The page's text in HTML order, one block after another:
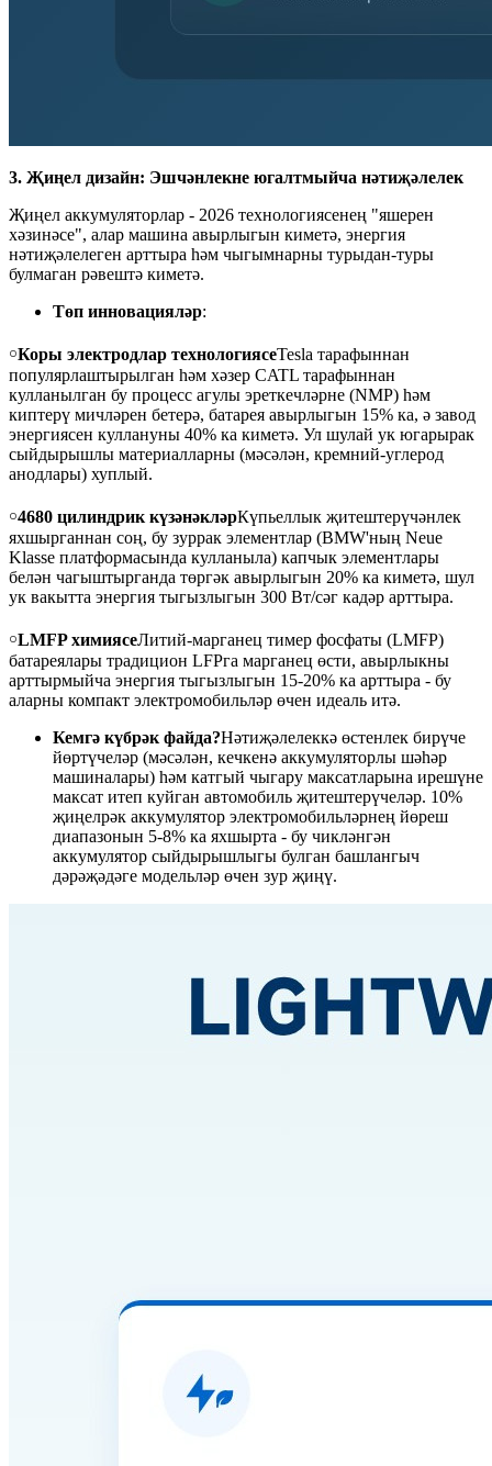
3. Җиңел дизайн: Эшчәнлекне югалтмыйча нәтиҗәлелек
Җиңел аккумуляторлар - 2026 технологиясенең "яшерен
хәзинәсе", алар машина авырлыгын киметә, энергия
нәтиҗәлелеген арттыра һәм чыгымнарны турыдан-туры
булмаган рәвештә киметә.
Төп инновацияләр:
￮Коры электродлар технологиясеTesla тарафыннан
популярлаштырылган һәм хәзер CATL тарафыннан
кулланылган бу процесс агулы эреткечләрне (NMP) һәм
киптерү мичләрен бетерә, батарея авырлыгын 15% ка, ә завод
энергиясен куллануны 40% ка киметә. Ул шулай ук ​​югарырак
сыйдырышлы материалларны (мәсәлән, кремний-углерод
анодлары) хуплый.
￮4680 цилиндрик күзәнәкләрКүпьеллык җитештерүчәнлек
яхшырганнан соң, бу зуррак элементлар (BMW'ның Neue
Klasse платформасында кулланыла) капчык элементлары
белән чагыштырганда төргәк авырлыгын 20% ка киметә, шул
ук вакытта энергия тыгызлыгын 300 Вт/сәг кадәр арттыра.
￮LMFP химиясеЛитий-марганец тимер фосфаты (LMFP)
батареялары традицион LFPга марганец өсти, авырлыкны
арттырмыйча энергия тыгызлыгын 15-20% ка арттыра - бу
аларны компакт электромобильләр өчен идеаль итә.
Кемгә күбрәк файда?Нәтиҗәлелеккә өстенлек бирүче
йөртүчеләр (мәсәлән, кечкенә аккумуляторлы шәһәр
машиналары) һәм катгый чыгару максатларына ирешүне
максат итеп куйган автомобиль җитештерүчеләр. 10%
җиңелрәк аккумулятор электромобильләрнең йөреш
диапазонын 5-8% ка яхшырта - бу чикләнгән
аккумулятор сыйдырышлыгы булган башлангыч
дәрәҗәдәге модельләр өчен зур җиңү.